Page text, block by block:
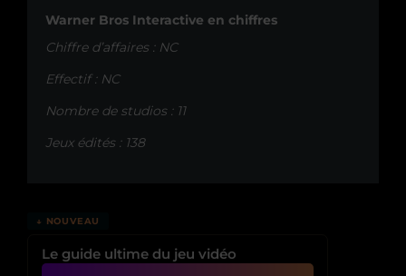
Warner Bros Interactive en chiffres
Chiffre d’affaires : NC
Effectif : NC
Nombre de studios : 11
Jeux édités : 138
↓ NOUVEAU
Le guide ultime du jeu vidéo